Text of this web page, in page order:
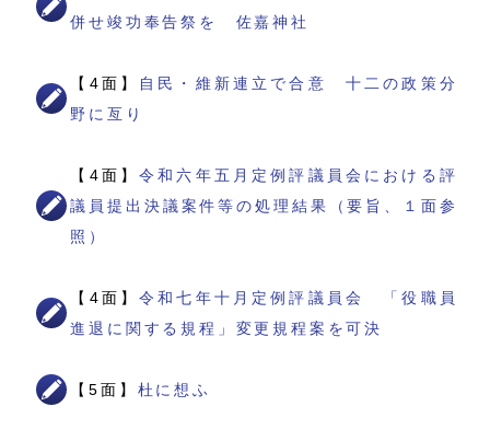
併せ竣功奉告祭を 佐嘉神社
【4面】
自民・維新連立で合意 十二の政策分
野に亙り
【4面】令和六年五月定例評議員会における評
議員提出決議案件等の処理結果（要旨、１面参
照）
【4面】令和七年十月定例評議員会 「役職員
進退に関する規程」変更規程案を可決
【5面】 杜に想ふ